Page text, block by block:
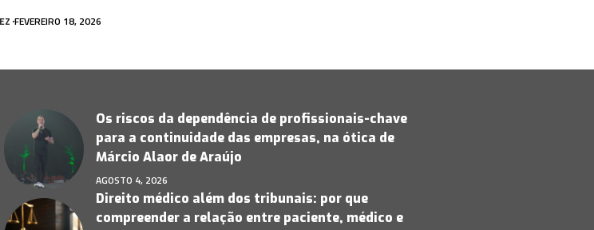
FEVEREIRO 18, 2026
Os riscos da dependência de profissionais-chave
para a continuidade das empresas, na ótica de
Márcio Alaor de Araújo
AGOSTO 4, 2026
Direito médico além dos tribunais: por que
compreender a relação entre paciente, médico e